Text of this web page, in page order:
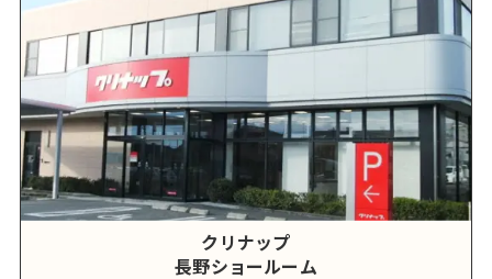
クリナップ
長野ショールーム